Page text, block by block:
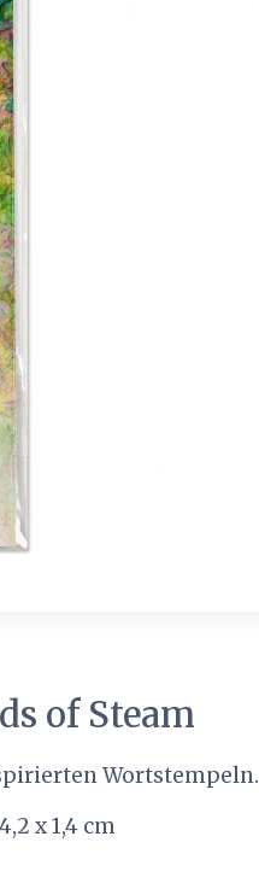
of Steam
Wortstempeln.
x 1,4 cm